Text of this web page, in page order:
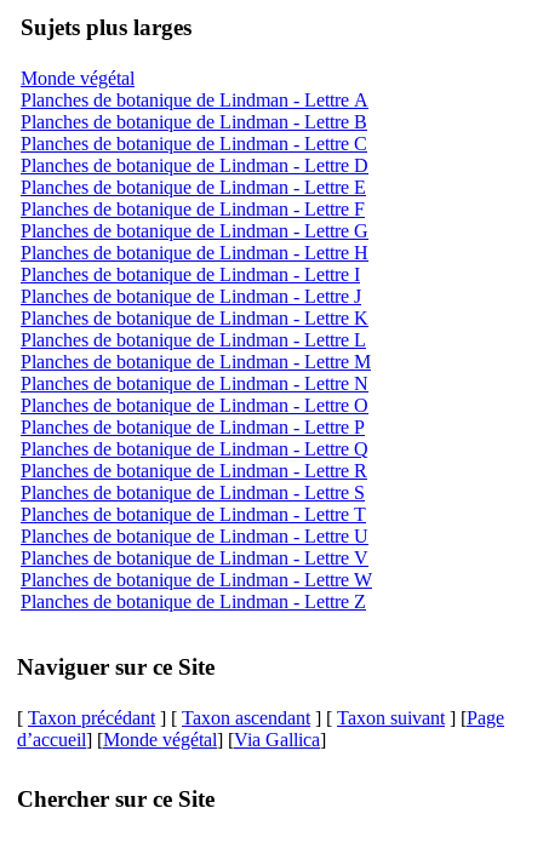
Sujets plus larges
Monde végétal
Planches de botanique de Lindman - Lettre A
Planches de botanique de Lindman - Lettre B
Planches de botanique de Lindman - Lettre C
Planches de botanique de Lindman - Lettre D
Planches de botanique de Lindman - Lettre E
Planches de botanique de Lindman - Lettre F
Planches de botanique de Lindman - Lettre G
Planches de botanique de Lindman - Lettre H
Planches de botanique de Lindman - Lettre I
Planches de botanique de Lindman - Lettre J
Planches de botanique de Lindman - Lettre K
Planches de botanique de Lindman - Lettre L
Planches de botanique de Lindman - Lettre M
Planches de botanique de Lindman - Lettre N
Planches de botanique de Lindman - Lettre O
Planches de botanique de Lindman - Lettre P
Planches de botanique de Lindman - Lettre Q
Planches de botanique de Lindman - Lettre R
Planches de botanique de Lindman - Lettre S
Planches de botanique de Lindman - Lettre T
Planches de botanique de Lindman - Lettre U
Planches de botanique de Lindman - Lettre V
Planches de botanique de Lindman - Lettre W
Planches de botanique de Lindman - Lettre Z
Naviguer sur ce Site
[ Taxon précédant ] [ Taxon ascendant ] [ Taxon suivant ] [Page
d’accueil] [Monde végétal] [Via Gallica]
Chercher sur ce Site